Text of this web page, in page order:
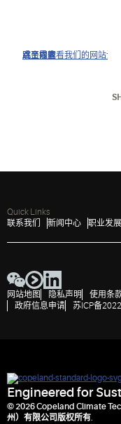
点击以查看我们的网站访
跳至导航
跳至内容
跳至搜索
Quick Links
联系我们
新闻中心 职业发展
网站地图 隐私声明 使用条
政府信息申请
苏ICP备
Engineered for
© 2026 Copeland Climate
州）有限公司版权所有.